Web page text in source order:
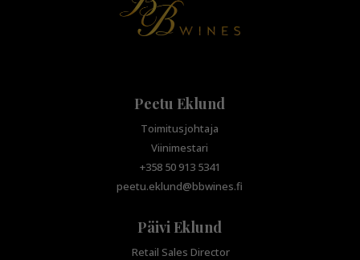
Peetu Eklund
Toimitusjohtaja
Viinimestari
+358 50 913 5341
peetu.eklund@bbwines.fi
Päivi Eklund
Retail Sales Director